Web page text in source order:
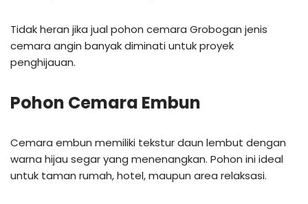
Tidak heran jika jual pohon cemara Grobogan jenis
cemara angin banyak diminati untuk proyek
penghijauan.
Pohon Cemara Embun
Cemara embun memiliki tekstur daun lembut dengan
warna hijau segar yang menenangkan. Pohon ini ideal
untuk taman rumah, hotel, maupun area relaksasi.